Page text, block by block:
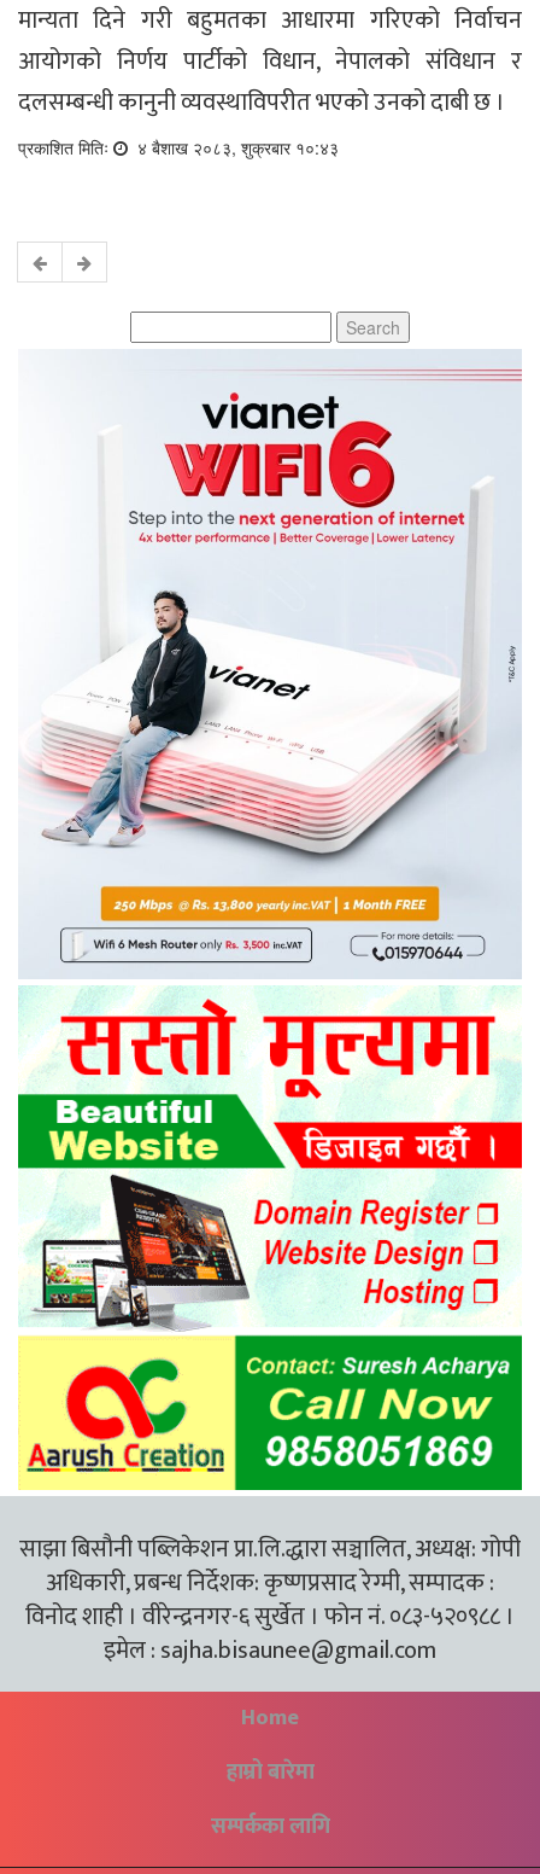
मान्यता दिने गरी बहुमतका आधारमा गरिएको निर्वाचन
आयोगको निर्णय पार्टीको विधान, नेपालको संविधान र
दलसम्बन्धी कानुनी व्यवस्थाविपरीत भएको उनको दाबी छ ।
प्रकाशित मितिः ४ बैशाख २०८३, शुक्रबार १०:४३
for:
साझा बिसौनी पब्लिकेशन प्रा.लि.द्धारा सञ्चालित, अध्यक्ष: गोपी
अधिकारी, प्रबन्ध निर्देशक: कृष्णप्रसाद रेग्मी, सम्पादक :
विनोद शाही । वीरेन्द्रनगर-६ सुर्खेत । फोन नं. ०८३-५२०९८८ ।
इमेल :sajha.bisaunee@gmail.com
Home
हाम्रो बारेमा
सम्पर्कका लागि